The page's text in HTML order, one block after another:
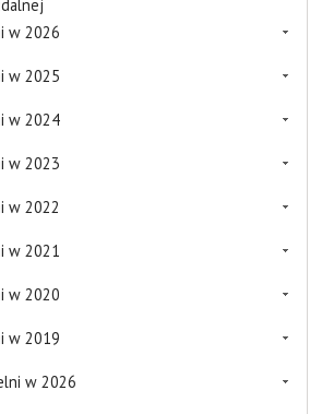
w 2026
w 2025
w 2024
w 2023
w 2022
w 2021
w 2020
w 2019
w 2026